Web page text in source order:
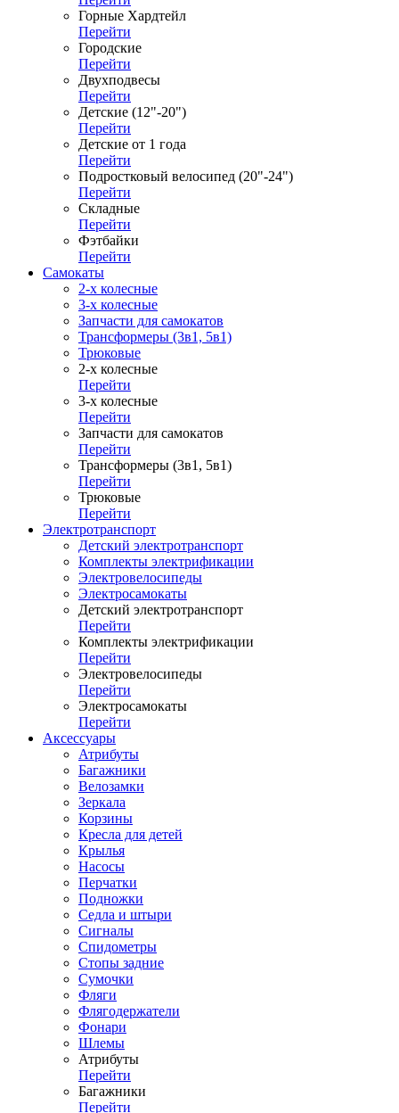
Горные Хардтейл
Перейти
Городские
Перейти
Двухподвесы
Перейти
Детские (12"-20")
Перейти
Детские от 1 года
Перейти
Подростковый велосипед (20"-24")
Перейти
Складные
Перейти
Фэтбайки
Перейти
Самокаты
2-х колесные
3-х колесные
Запчасти для самокатов
Трансформеры (3в1, 5в1)
Трюковые
2-х колесные
Перейти
3-х колесные
Перейти
Запчасти для самокатов
Перейти
Трансформеры (3в1, 5в1)
Перейти
Трюковые
Перейти
Электротранспорт
Детский электротранспорт
Комплекты электрификации
Электровелосипеды
Электросамокаты
Детский электротранспорт
Перейти
Комплекты электрификации
Перейти
Электровелосипеды
Перейти
Электросамокаты
Перейти
Аксессуары
Атрибуты
Багажники
Велозамки
Зеркала
Корзины
Кресла для детей
Крылья
Насосы
Перчатки
Подножки
Седла и штыри
Сигналы
Спидометры
Стопы задние
Сумочки
Фляги
Флягодержатели
Фонари
Шлемы
Атрибуты
Перейти
Багажники
Перейти